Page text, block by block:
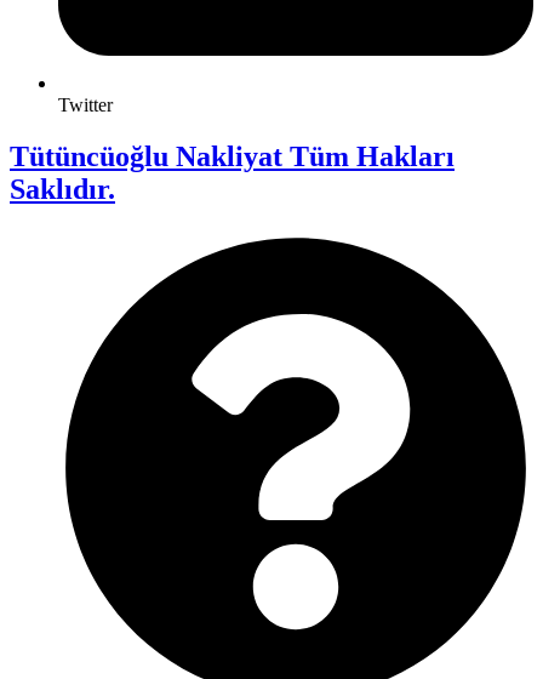
Twitter
Tütüncüoğlu Nakliyat Tüm Hakları
Saklıdır.